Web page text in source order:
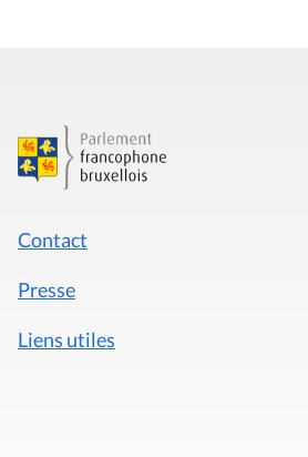
Contact
Presse
Liens utiles